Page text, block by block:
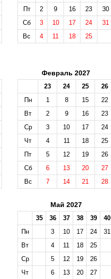
Пт
2 9 16 23
30
Сб
3 10 17 24
31
Вс
4 11 18 25
Февраль 2027
23 24 25
26
Пн
1 8 15
22
Вт
2 9 16
23
Ср
3 10 17
24
Чт
4 11 18
25
Пт
5 12 19
26
Сб
6 13 20
27
Вс
7 14 21 28
Май 2027
35 36 37 38 39
40
Пн
3 10 17 24
31
Вт
4 11 18
25
Ср
5 12 19
26
Чт
6 13 20 27